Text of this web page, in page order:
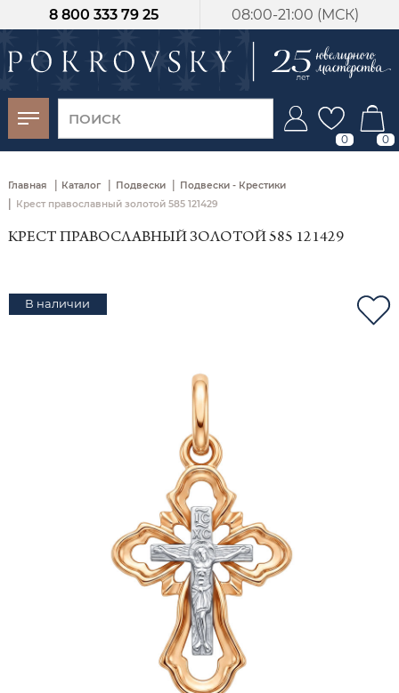
08:00-21:00 (МСК)
8 800 333 79 25
0 0
Главная | Каталог | Подвески | Подвески - Крестики
| Крест православный золотой 585 121429
КРЕСТ ПРАВОСЛАВНЫЙ ЗОЛОТОЙ 585 121429
В наличии
-30%
от 15 дней с
момента оплаты